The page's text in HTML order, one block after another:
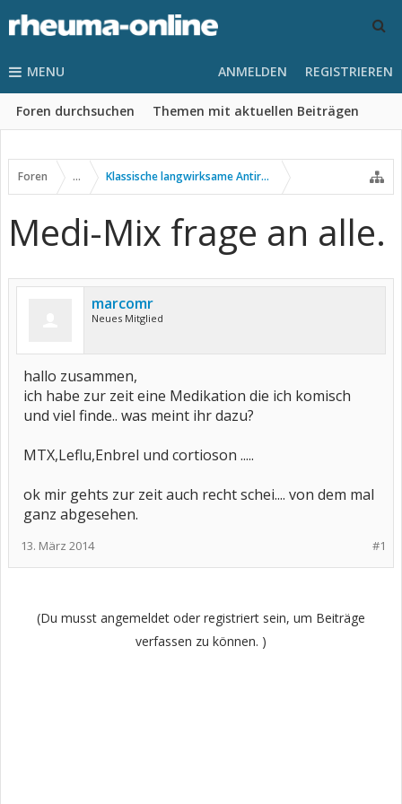
MENU
Foren durchsuchen Themen mit aktuellen Beiträgen
ANMELDEN REGISTRIEREN
Foren ... Klassische langwirksame Antirheumatika
Medi-Mix frage an alle.
marcomr
Neues Mitglied
hallo zusammen,
ich habe zur zeit eine Medikation die ich komisch
und viel finde.. was meint ihr dazu?
MTX,Leflu,Enbrel und cortioson .....
ok mir gehts zur zeit auch recht schei.... von dem mal
ganz abgesehen.
#1
13. März 2014
(Du musst angemeldet oder registriert sein, um Beiträge
verfassen zu können. )